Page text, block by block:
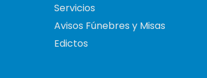
Servicios
Avisos Fúnebres y Misas
Edictos